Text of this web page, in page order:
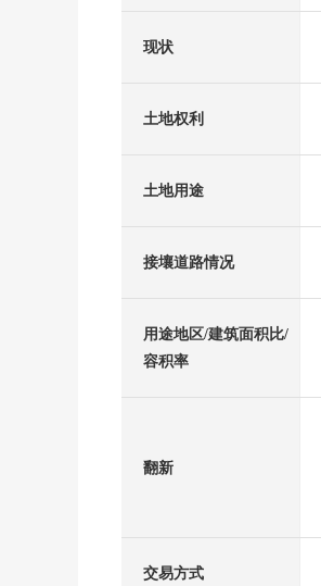
现状
土地权利
土地用途
接壤道路情况
用途地区/建筑面积比/
容积率
翻新
交易方式